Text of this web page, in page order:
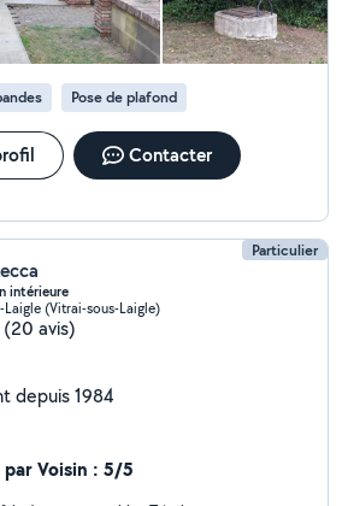
Pose de plafond
Contacter
Particulier
intérieure
Laigle (Vitrai-sous-Laigle)
(20 avis)
depuis 1984
par Voisin : 5/5